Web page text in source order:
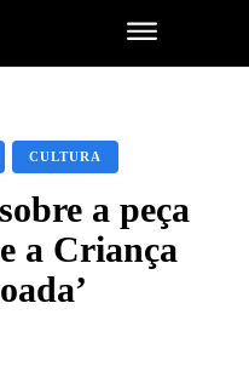
CULTURA
a peça
a Criança